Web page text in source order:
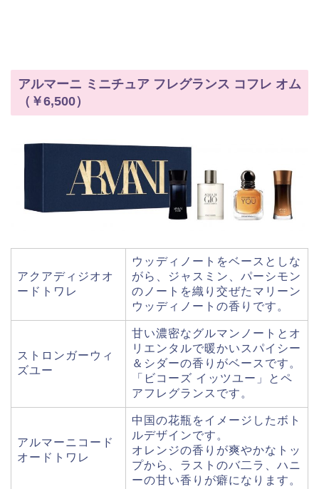
アルマーニ ミニチュア フレグランス コフレ オム
（￥6,500）
アクアディジオオ
ードトワレ
ウッディノートをベースとしな
がら、ジャスミン、パーシモン
のノートを織り交ぜたマリーン
ウッディノートの香りです。
ストロンガーウィ
ズユー
甘い濃密なグルマンノートとオ
リエンタルで暖かいスパイシー
＆シダーの香りがベースです。
「ビコーズ イッツユー」とペ
アフレグランスです。
アルマーニコード
オードトワレ
中国の花瓶をイメージしたボト
ルデザインです。
オレンジの香りが爽やかなトッ
プから、ラストのバ二ラ、ハニ
ーの甘い香りが癖になります。